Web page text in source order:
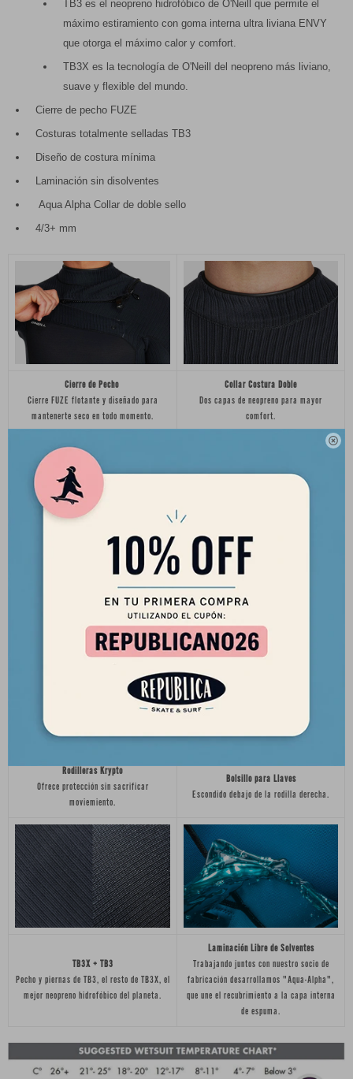

TB3 es el neopreno hidrofóbico de O'Neill que permite el
máximo estiramiento con goma interna ultra liviana ENVY
que otorga el máximo calor y comfort.
TB3X es la tecnología de O'Neill del neopreno más liviano,
suave y flexible del mundo.
Cierre de pecho FUZE
Costuras totalmente selladas TB3
Diseño de costura mínima
Laminación sin disolventes
Aqua Alpha Collar de doble sello
4/3+ mm
Cierre de Pecho
Cierre FUZE flotante y diseñado para
mantenerte seco en todo momento.
Collar Costura Doble
Dos capas de neopreno para mayor
comfort.
Costuras Mínimas
grandes, menos costuras. Libertad total.
Costuras ciegas de sello impermeable, pe
Cero restricción y gran integridad.
Rodilleras Krypto
Ofrece protección sin sacrificar
moviemiento.
Bolsillo para Llaves
Escondido debajo de la rodilla derecha.
TB3X + TB3
Pecho y piernas de TB3, el resto de TB3X, el
mejor neopreno hidrofóbico del planeta.
Laminación Libre de Solventes
Trabajando juntos con nuestro socio de
fabricación desarrollamos "Aqua-Alpha",
que une el recubrimiento a la capa interna
de espuma.